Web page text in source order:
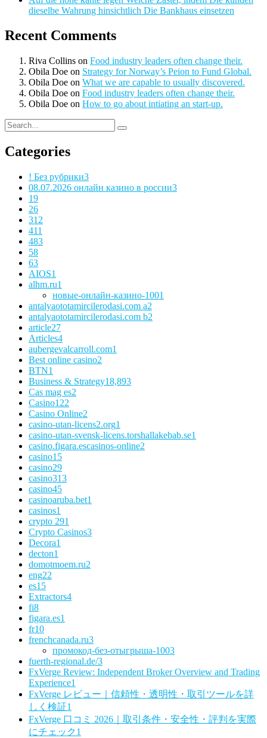
dieselbe Wahrung hinsichtlich Die Bankhaus einsetzen
Recent Comments
Riva Collins on Food industry leaders often change their.
Obila Doe on Strategy for Norway’s Peion to Fund Global.
Obila Doe on What we are capable to usually discovered.
Obila Doe on Food industry leaders often change their.
Obila Doe on How to go about intiating an start-up.
Categories
! Без рубрики3
08.07.2026 онлайн казино в россии3
19
26
312
411
483
58
63
AIOS1
alhm.ru1
новые-онлайн-казино-1001
antalyaototamircilerodasi.com a2
antalyaototamircilerodasi.com b2
article27
Articles4
aubergevalcarroll.com1
Best online casino2
BTN1
Business & Strategy18,893
Cas mag es2
Casino122
Casino Online2
casino-utan-licens2.org1
casino-utan-svensk-licens.torshallakebab.se1
casino.figara.escasinos-online2
casino1 5
casino29
casino313
casino45
casinoaruba.bet1
casinos1
crypto 291
Crypto Casinos3
Decora1
decton1
domotmoem.ru2
eng22
es15
Extractors4
fi8
figara.es1
fr10
frenchcanada.ru3
промокод-без-отыгрыша-1003
fuerth-regional.de/3
FxVerge Review: Independent Broker Overview and Trading
Experience1
FxVerge レビュー｜信頼性・透明性・取引ツールを詳
しく検証1
FxVerge 口コミ 2026｜取引条件・安全性・評判を実際
にチェック1